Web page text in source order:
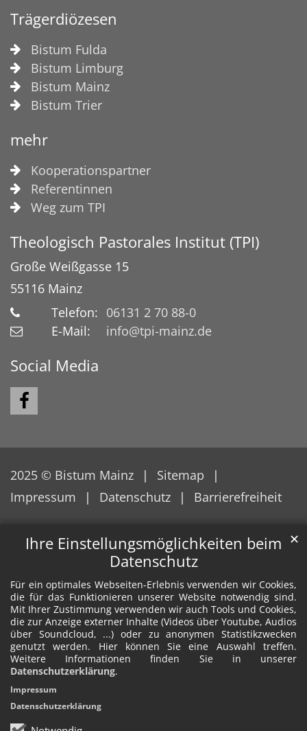
Ihre Einstellungsmöglichkeiten beim
Datenschutz
Für ein optimales Webseiten-Erlebnis verwenden wir Cookies,
die für das Funktionieren unserer Website notwendig sind.
Mit Ihrer Zustimmung verwenden wir auch Tools und Cookies,
die zur Anzeige externer Inhalte (Videos über Youtube, Audios
über Soundcloud, ...) oder zu anonymen Statistikzwecken
genutzt werden. Hier können Sie eine Auswahl treffen.
Weitere Informationen finden Sie in unserer
Datenschutzerklärung.
✕
Impressum
Datenschutzerklärung
Trägerdiözesen
Bistum Fulda
Bistum Limburg
Bistum Mainz
Bistum Trier
mehr
Kooperationspartner
Referentinnen
Weg zum TPI
Theologisch Pastorales Institut (TPI)
Große Weißgasse 15
55116 Mainz
Telefon: 06131 2 70 88-0
E-Mail:
info@tpi-mainz.de
Social Media
2025 © Bistum Mainz
Sitemap
Impressum
Datenschutz Barrierefreiheit